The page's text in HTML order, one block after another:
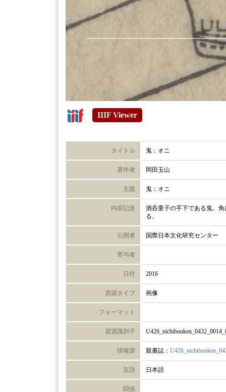
IIIF Viewer
タイトル 鬼；オニ
著作者 岡田玉山
主題 鬼；オニ
内容記述
酒呑童子の手下である鬼。
る。
公開者 国際日本文化研究センター
寄与者
日付 2016
資源タイプ 画像
フォーマット
資源識別子
情報源 親書誌：
言語 日本語
関係